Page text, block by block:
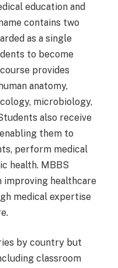
education and
contains two
as a single
to become
provides
anatomy,
microbiology,
also receive
them to
perform medical
health. MBBS
improving healthcare
medical expertise
by country but
classroom